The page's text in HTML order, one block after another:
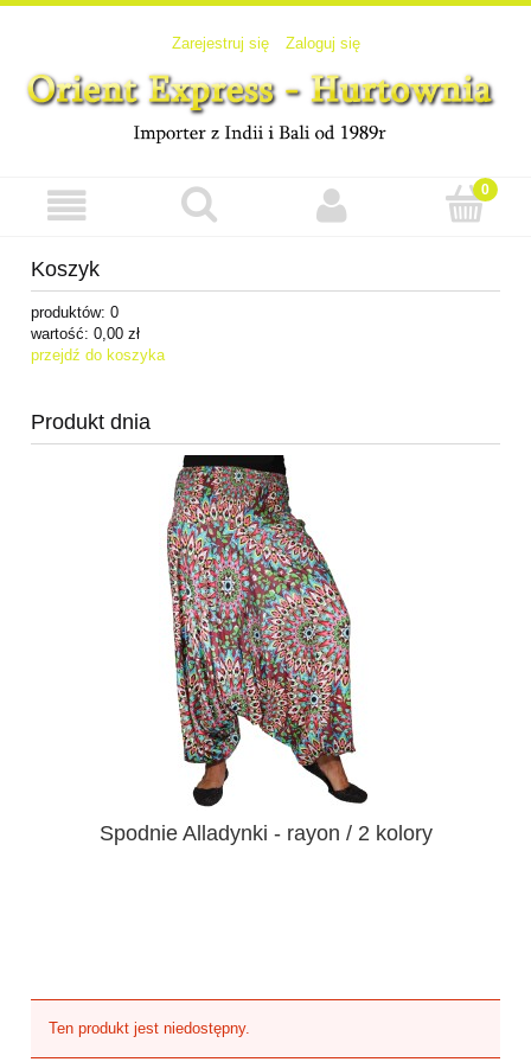
Zarejestruj się Zaloguj się
Koszyk
produktów: 0
wartość: 0,00 zł
przejdź do koszyka
Produkt dnia
Spodnie Alladynki - rayon / 2 kolory
Ten produkt jest niedostępny.